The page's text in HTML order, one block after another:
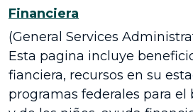
Financiera
(General Services
Esta pagina incluye
fianciera, recursos en su
programas federales para